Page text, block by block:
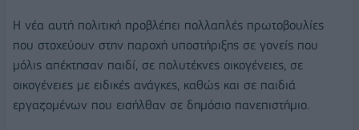
Η νέα αυτή πολιτική προβλέπει πολλαπλές πρωτοβουλίες
που στοχεύουν στην παροχή υποστήριξης σε γονείς που
μόλις απέκτησαν παιδί, σε πολυτέκνες οικογένειες, σε
οικογένειες με ειδικές ανάγκες, καθώς και σε παιδιά
εργαζομένων που εισήλθαν σε δημόσιο πανεπιστήμιο.